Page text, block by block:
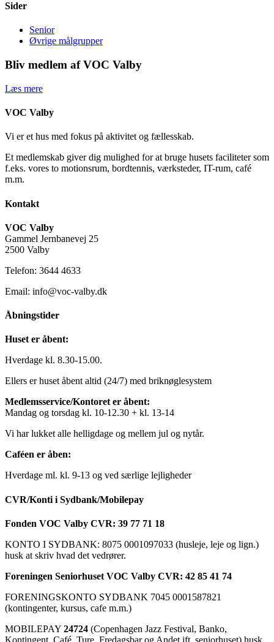
Sider
Senior
Øvrige målgrupper
Bliv medlem af VOC Valby
Læs mere
VOC Valby
Vi er et hus med fokus på aktivitet og fællesskab.
Et medlemskab giver dig mulighed for at bruge husets faciliteter som
f.eks. vores to motionsrum, bordtennis, værksteder, IT-rum, café
m.m.
Kontakt
VOC Valby
Gammel Jernbanevej 25
2500 Valby
Telefon: 3644 4633
Email: info@voc-valby.dk
Åbningstider
Huset er åbent:
Hverdage kl. 8.30-15.00.
Ellers er huset åbent altid (24/7) med briknøglesystem
Medlemsservice/Kontoret er åbent:
Mandag og torsdag kl. 10-12.30 + kl. 13-14
Vi har lukket alle helligdage og mellem jul og nytår.
Caféen er åben:
Hverdage ml. kl. 9-13 og ved særlige lejligheder
CVR/Konti i Sydbank/Mobilepay
Fonden VOC Valby CVR: 39 77 71 18
KONTO I SYDBANK: 8075 0001097033 (husleje, leje og lign.)
husk at skriv hvad det vedrører.
Foreningen Seniorhuset VOC Valby CVR: 42 85 41 74
FORENINGSKONTO SYDBANK 7045 0001587821
(kontingenter, kursus, cafe m.m.)
MOBILEPAY 24724 (Copenhagen Jazz Festival, Banko,
Kontingent, Café, Ture, Fredagsbar og Andet ift. seniorhuset) husk